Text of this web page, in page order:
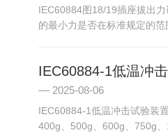
IEC60884图18/19插座拔出
的最小力是否在标准规定的
IEC60884-1低温冲
2025-08-06
IEC60884-1低温冲击试验装
400g、500g、600g、750g、